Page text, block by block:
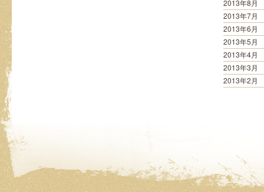
2013年8月
2013年7月
2013年6月
2013年5月
2013年4月
2013年3月
2013年2月